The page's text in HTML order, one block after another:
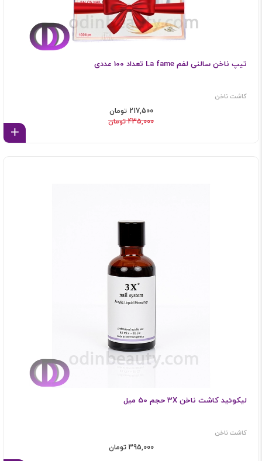
تیپ ناخن سالنی لفم La fame تعداد 100 عددی
کاشت ناخن
217,500 تومان
435,000 تومان
لیکوئید کاشت ناخن 3X حجم 50 میل
کاشت ناخن
395,000 تومان